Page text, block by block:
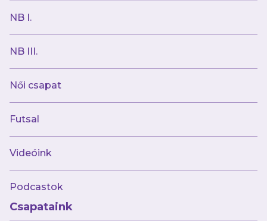
NB I.
NB III.
Női csapat
Futsal
Videóink
Podcastok
Csapataink
Május 27.
NB III: VSC Veszprém-Újpest FC II
2-1